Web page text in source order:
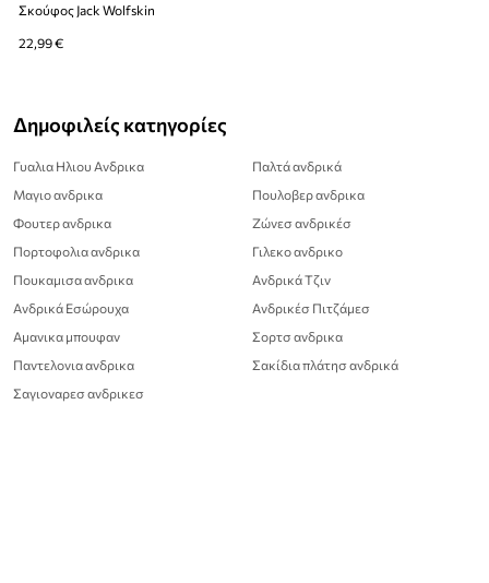
Σκούφος Jack Wolfskin
22,99 €
Δημοφιλείς κατηγορίες
Γυαλια Ηλιου Ανδρικα
Μαγιο ανδρικα
Φουτερ ανδρικα
Πορτοφολια ανδρικα
Πουκαμισα ανδρικα
Ανδρικά Εσώρουχα
Αμανικα μπουφαν
Παντελονια ανδρικα
Σαγιοναρεσ ανδρικεσ
Παλτά ανδρικά
Πουλοβερ ανδρικα
Ζώνεσ ανδρικέσ
Γιλεκο ανδρικο
Ανδρικά Τζιν
Ανδρικέσ Πιτζάμεσ
Σορτσ ανδρικα
Σακίδια πλάτησ ανδρικά